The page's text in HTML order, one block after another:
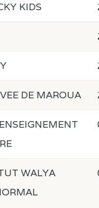
KIDS
DE MAROUA
WALYA